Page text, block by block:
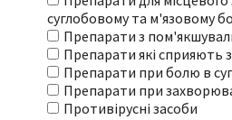
суглобовому та м'язовому
Препарати з
Препарати які сприяють
Препарати при болю в
Препарати при
Противірусні засоби